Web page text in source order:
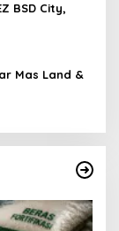
BSD City,
Mas Land &